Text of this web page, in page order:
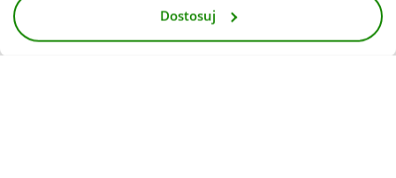
Dostosuj
Dla mediów